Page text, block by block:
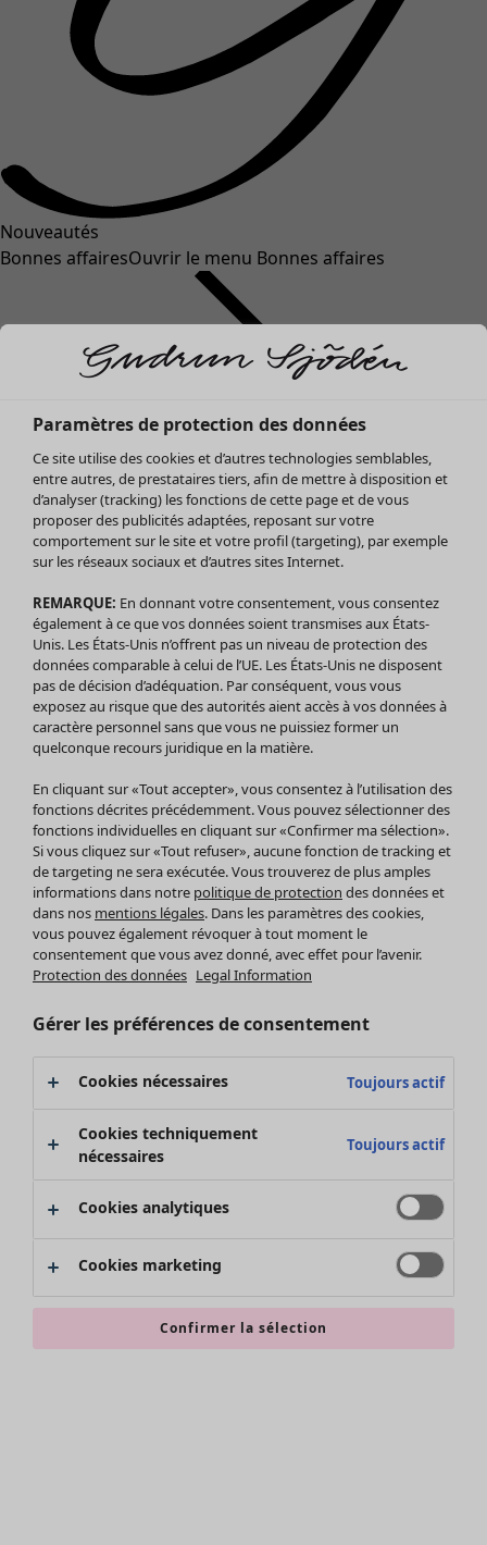
Nouveautés
Bonnes affairesOuvrir le menu Bonnes affaires
Soldes Vêtements
Tous les vêtements
Robes
Tuniques
Blouses
Tops
Gilets
Pantalon
Jupes
Leggings et collants
Accessoires
Chaussures
Vêtements de bain
Basics
Soldes Mobilier
Bonnes affaires déco
Décoration
Textiles
Tapis
Éponge
Promos SOLDES
Les promos de Gudrun Sjödén
Nouvel arrivage
Bonnes affaires en soldes - jusqu'à -70
Paramètres de protection des données
Ce site utilise des cookies et d’autres technologies semblables,
entre autres, de prestataires tiers, afin de mettre à disposition et
d’analyser (tracking) les fonctions de cette page et de vous
proposer des publicités adaptées, reposant sur votre
comportement sur le site et votre profil (targeting), par exemple
sur les réseaux sociaux et d’autres sites Internet.
REMARQUE: En donnant votre consentement, vous consentez
également à ce que vos données soient transmises aux États-
Unis. Les États-Unis n’offrent pas un niveau de protection des
données comparable à celui de l’UE. Les États-Unis ne disposent
pas de décision d’adéquation. Par conséquent, vous vous
exposez au risque que des autorités aient accès à vos données à
caractère personnel sans que vous ne puissiez former un
quelconque recours juridique en la matière.
En cliquant sur «Tout accepter», vous consentez à l’utilisation des
fonctions décrites précédemment. Vous pouvez sélectionner des
fonctions individuelles en cliquant sur «Confirmer ma sélection».
Si vous cliquez sur «Tout refuser», aucune fonction de tracking et
de targeting ne sera exécutée. Vous trouverez de plus amples
informations dans notre politique de protection des données et
dans nos mentions légales. Dans les paramètres des cookies,
vous pouvez également révoquer à tout moment le
consentement que vous avez donné, avec effet pour l’avenir.
Protection des données Legal Information
Gérer les préférences de consentement
Cookies nécessaires Toujours actif
Cookies techniquement
nécessaires
Toujours actif
Cookies analytiques
Cookies marketing
Confirmer la sélection